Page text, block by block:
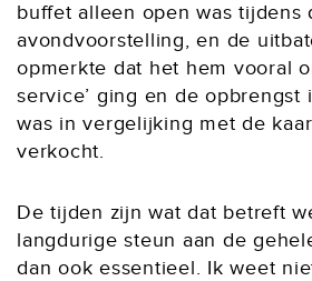
buffet alleen open was tijdens
avondvoorstelling, en de
opmerkte dat het hem vooral
service’ ging en de opbrengst
was in vergelijking met de
verkocht.
De tijden zijn wat dat betreft
langdurige steun aan de
dan ook essentieel. Ik weet